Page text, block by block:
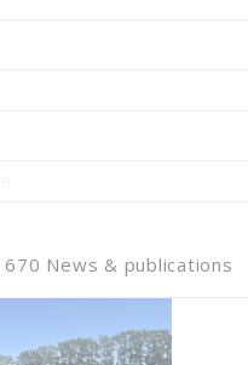
670 News & publications